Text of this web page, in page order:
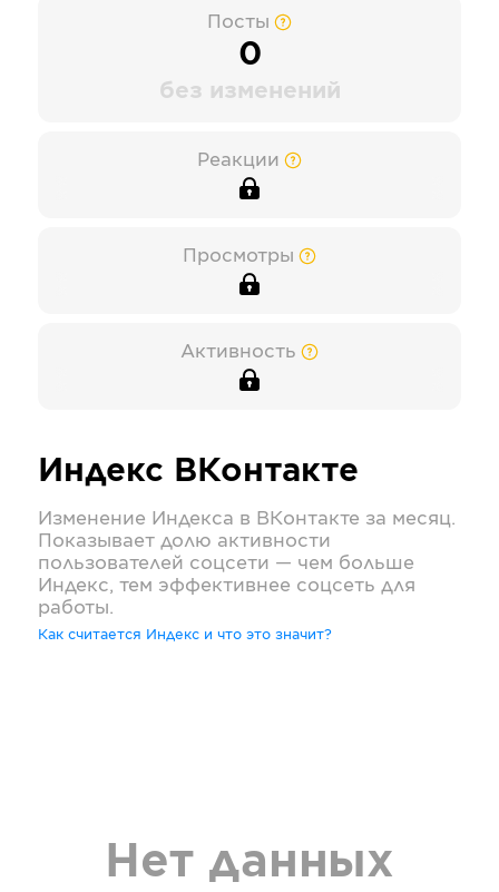
Посты
0
без изменений
Реакции
Просмотры
Активность
Индекс ВКонтакте
Изменение Индекса в ВКонтакте за месяц.
Показывает долю активности
пользователей соцсети — чем больше
Индекс, тем эффективнее соцсеть для
работы.
Как считается Индекс и что это значит?
Нет данных